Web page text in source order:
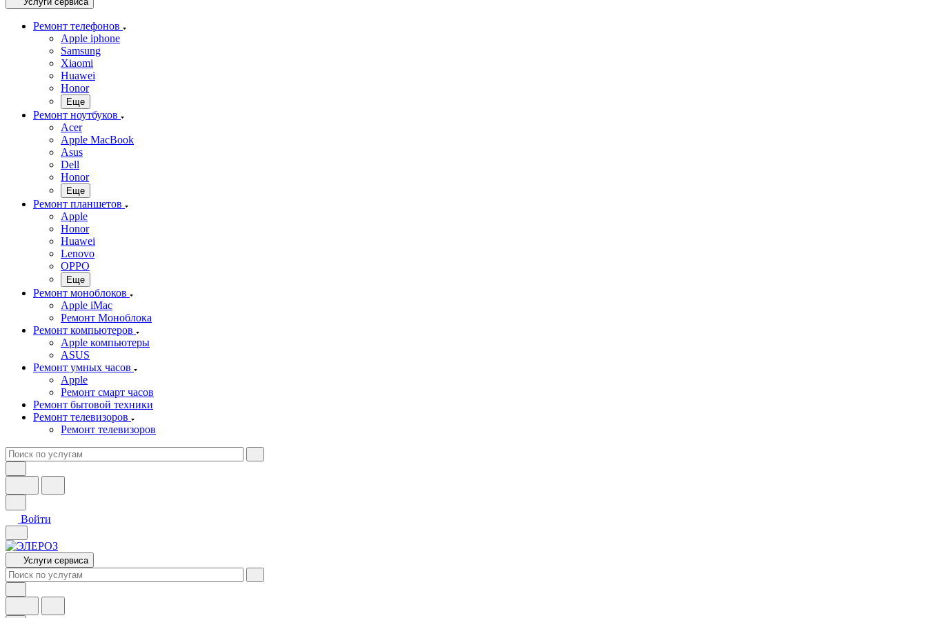
Ремонт телефонов
Apple iphone
Samsung
Xiaomi
Huawei
Honor
Еще
Ремонт ноутбуков
Acer
Apple MacBook
Asus
Dell
Honor
Еще
Ремонт планшетов
Apple
Honor
Huawei
Lenovo
OPPO
Еще
Ремонт моноблоков
Apple iMac
Ремонт Моноблока
Ремонт компьютеров
Apple компьютеры
ASUS
Ремонт умных часов
Apple
Ремонт смарт часов
Ремонт бытовой техники
Ремонт телевизоров
Ремонт телевизоров
Войти
Услуги сервиса